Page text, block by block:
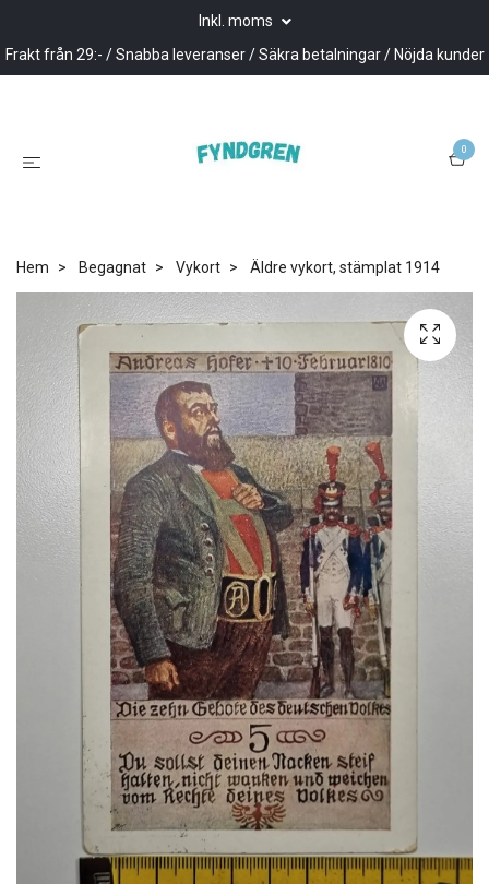
Inkl. moms
Frakt från 29:- / Snabba leveranser / Säkra betalningar / Nöjda kunder
0
Hem Begagnat Vykort Äldre vykort, stämplat 1914